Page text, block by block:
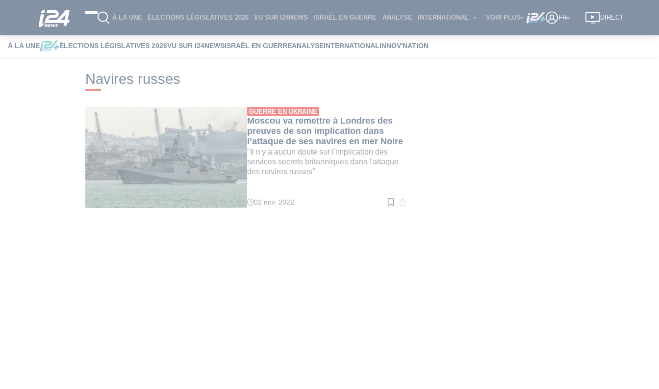
À LA UNE ÉLECTIONS LÉGISLATIVES 2026 VU SUR I24NEWS ISRAËL EN GUERRE ANALYSE INTERNATIONAL VOIR PLUS FR DIRECT
À LA UNE ÉLECTIONS LÉGISLATIVES 2026VU SUR I24NEWSISRAËL EN GUERREANALYSEINTERNATIONALINNOV'NATION
i24NEWS i24NEWS Tags index Navires russes
Navires russes
GUERRE EN UKRAINE
Moscou va remettre à Londres des
preuves de son implication dans
l’attaque de ses navires en mer Noire
"Il n'y a aucun doute sur l'implication des
services secrets britanniques dans l'attaque
des navires russes"
Temps
02 nov. 2022